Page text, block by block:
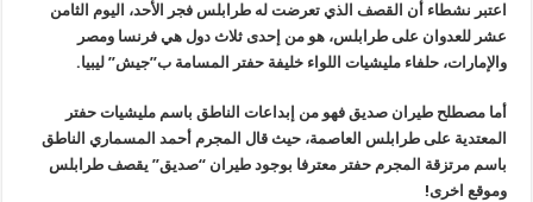
اعتبر نشطاء أن القصف الذي تعرضت له طرابلس فجر الأحد، اليوم الثامن
عشر للعدوان على طرابلس، هو من إحدى ثلاث دول هي فرنسا ومصر
والإمارات، حلفاء مليشيات اللواء خليفة حفتر المسامة ب”جيش” ليبيا.
أما مصطلح طيران صديق فهو من إبداعات الناطق باسم مليشيات حفتر
المعتدية على طرابلس العاصمة، حيث قال المجرم أحمد المسماري الناطق
باسم مرتزقة المجرم حفتر معترفا بوجود طيران “صديق” يقصف طرابلس
وموقع اخرى!